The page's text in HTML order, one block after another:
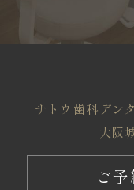
サトウ歯科 デン
大阪
ご予